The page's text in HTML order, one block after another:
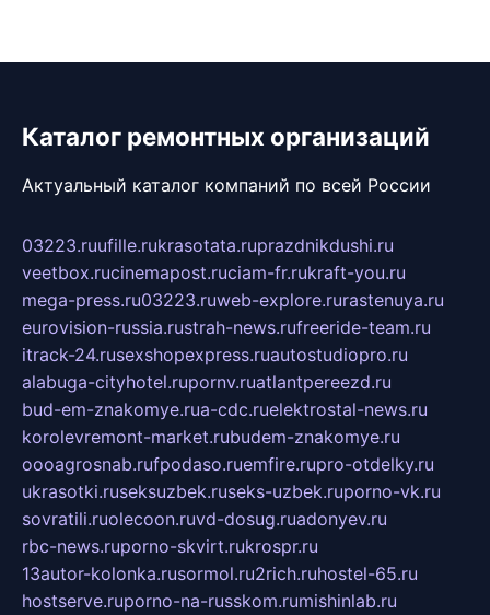
Каталог ремонтных организаций
Актуальный каталог компаний по всей России
03223.ruufille.rukrasotata.ruprazdnikdushi.ru
veetbox.rucinemapost.ruciam-fr.rukraft-you.ru
mega-press.ru03223.ruweb-explore.rurastenuya.ru
eurovision-russia.rustrah-news.rufreeride-team.ru
itrack-24.rusexshopexpress.ruautostudiopro.ru
alabuga-cityhotel.rupornv.ruatlantpereezd.ru
bud-em-znakomye.rua-cdc.ruelektrostal-news.ru
korolevremont-market.rubudem-znakomye.ru
oooagrosnab.rufpodaso.ruemfire.rupro-otdelky.ru
ukrasotki.ruseksuzbek.ruseks-uzbek.ruporno-vk.ru
sovratili.ruolecoon.ruvd-dosug.ruadonyev.ru
rbc-news.ruporno-skvirt.rukrospr.ru
13autor-kolonka.rusormol.ru2rich.ruhostel-65.ru
hostserve.ruporno-na-russkom.rumishinlab.ru